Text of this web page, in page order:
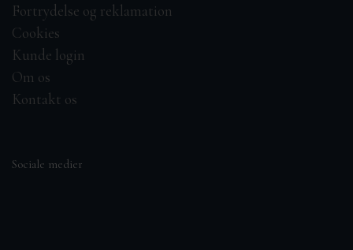
Fortrydelse og reklamation
Cookies
Kunde login
Om os
Kontakt os
Sociale medier